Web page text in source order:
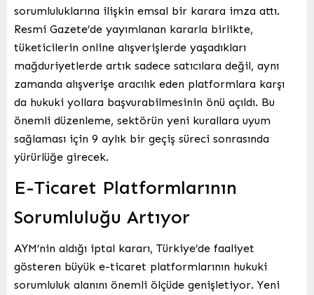
sorumluluklarına ilişkin emsal bir karara imza attı.
Resmi Gazete’de yayımlanan kararla birlikte,
tüketicilerin online alışverişlerde yaşadıkları
mağduriyetlerde artık sadece satıcılara değil, aynı
zamanda alışverişe aracılık eden platformlara karşı
da hukuki yollara başvurabilmesinin önü açıldı. Bu
önemli düzenleme, sektörün yeni kurallara uyum
sağlaması için 9 aylık bir geçiş süreci sonrasında
yürürlüğe girecek.
E-Ticaret Platformlarının
Sorumluluğu Artıyor
AYM’nin aldığı iptal kararı, Türkiye’de faaliyet
gösteren büyük e-ticaret platformlarının hukuki
sorumluluk alanını önemli ölçüde genişletiyor. Yeni